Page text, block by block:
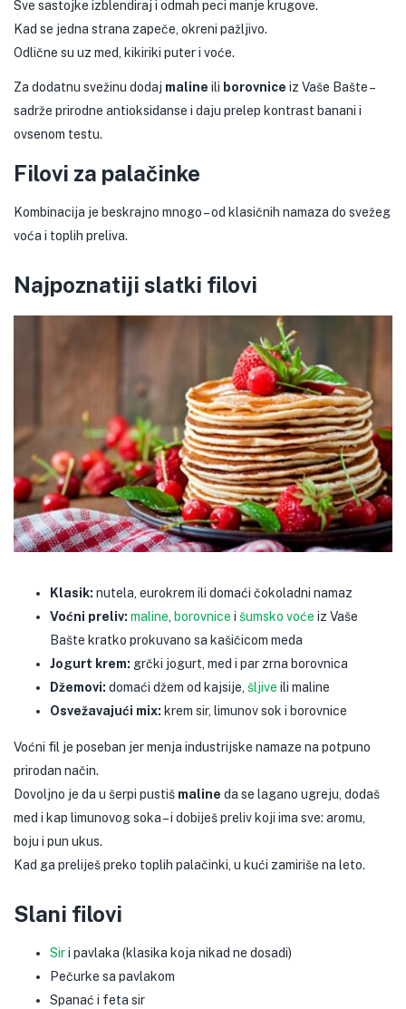
Sve sastojke izblendiraj i odmah peci manje krugove.
Kad se jedna strana zapeče, okreni pažljivo.
Odlične su uz med, kikiriki puter i voće.
Za dodatnu svežinu dodaj maline ili borovnice iz Vaše Bašte –
sadrže prirodne antioksidanse i daju prelep kontrast banani i
ovsenom testu.
Filovi za palačinke
Kombinacija je beskrajno mnogo – od klasičnih namaza do svežeg
voća i toplih preliva.
Najpoznatiji slatki filovi
Klasik: nutela, eurokrem ili domaći čokoladni namaz
Voćni preliv: maline borovnice i šumsko voće iz Vaše
Bašte kratko prokuvano sa kašičicom meda
Jogurt krem: grčki jogurt, med i par zrna borovnica
Džemovi: domaći džem od kajsije, šljive ili maline
Osvežavajući mix: krem sir, limunov sok i borovnice
Voćni fil je poseban jer menja industrijske namaze na potpuno
prirodan način.
Dovoljno je da u šerpi pustiš maline da se lagano ugreju, dodaš
med i kap limunovog soka – i dobiješ preliv koji ima sve: aromu,
boju i pun ukus.
Kad ga preliješ preko toplih palačinki, u kući zamiriše na leto.
Slani filovi
Siri pavlaka (klasika koja nikad ne dosadi)
Pečurke sa pavlakom
Spanać i feta sir